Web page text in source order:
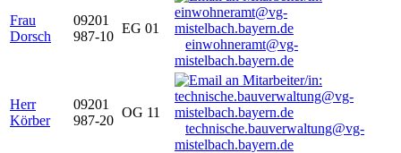
Frau
Dorsch
09201
987-10
EG 01
einwohneramt@vg-
mistelbach.bayern.de
Herr
Körber
09201
987-20
OG 11
technische.bauverwaltung@vg-
mistelbach.bayern.de